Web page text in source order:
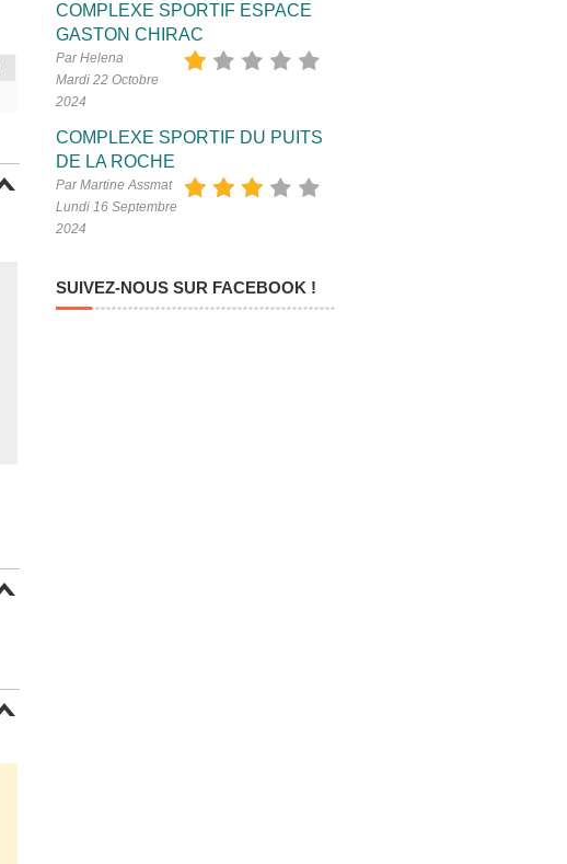
COMPLEXE SPORTIF ESPACE
GASTON CHIRAC
Par Helena
Mardi 22 Octobre
2024
COMPLEXE SPORTIF DU PUITS
DE LA ROCHE
Par Martine Assmat
Lundi 16 Septembre
2024
SUIVEZ-NOUS SUR FACEBOOK !